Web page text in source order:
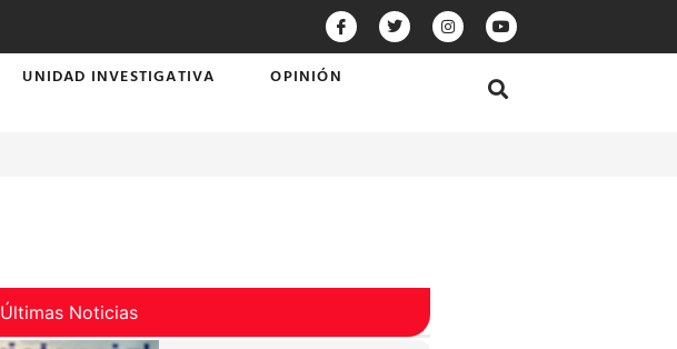
UNIDAD INVESTIGATIVA OPINIÓN
Últimas Noticias